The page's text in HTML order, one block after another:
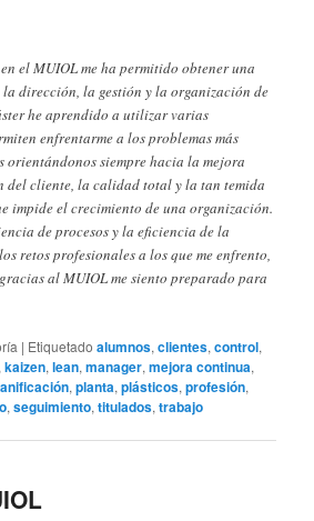
el MUIOL me ha permitido obtener una
dirección, la gestión y la organización de
he aprendido a utilizar varias
enfrentarme a los problemas más
orientándonos siempre hacia la mejora
del cliente, la calidad total y la tan temida
impide el crecimiento de una organización.
de procesos y la eficiencia de la
retos profesionales a los que me enfrento,
al MUIOL me siento preparado para
| Etiquetado alumnos,clientes,control,
,kaizen,lean,manager,mejora continua,
,planta,plásticos,profesión,
,seguimiento,titulados,trabajo